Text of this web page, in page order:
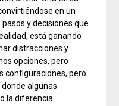
en un
y decisiones que
está ganando
distracciones y
opciones, pero
configuraciones, pero
algunas
la diferencia.